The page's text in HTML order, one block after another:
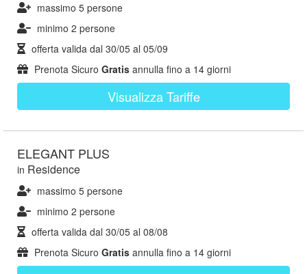
massimo 5 persone
minimo 2 persone
offerta valida dal 30/05 al 05/09
Prenota Sicuro Gratis annulla fino a 14 giorni
Visualizza Tariffe
ELEGANT PLUS
in Residence
massimo 5 persone
minimo 2 persone
offerta valida dal 30/05 al 08/08
Prenota Sicuro Gratis annulla fino a 14 giorni